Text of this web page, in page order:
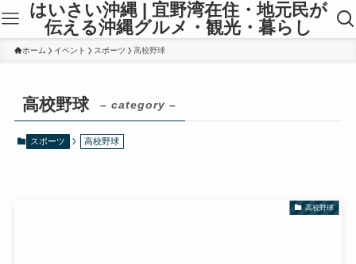
はいさい沖縄 | 宜野湾在住・地元民が
伝える沖縄グルメ・観光・暮らし
ホーム イベント スポーツ 高校野球
高校野球 – category –
スポーツ 高校野球
高校野球